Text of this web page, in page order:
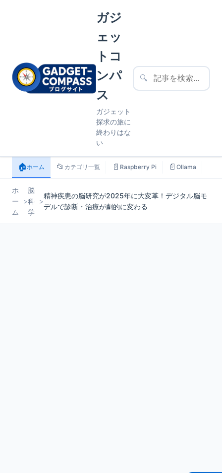
ガジ
ェッ
トコ
ンパ
ス
ガジェット
探求の旅に
終わりはな
い
🔍
🏠ホーム 📂 カテゴリ一覧 📄 Raspberry Pi 📄 Ollama
ホ
ー
ム
>
脳
科
学
>
精神疾患の脳研究が2025年に大変革！デジタル脳モ
デルで診断・治療が劇的に変わる